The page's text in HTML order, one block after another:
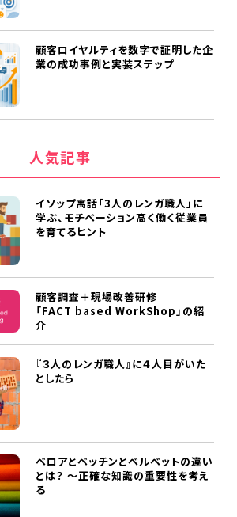
顧客ロイヤルティを数字で証明した企
業の成功事例と実装ステップ
人気記事
イソップ寓話「3人のレンガ職人」に
学ぶ、モチベーション高く働く従業員
を育てるヒント
顧客調査＋現場改善研修
「FACT based WorkShop」の紹
介
『３人のレンガ職人』に４人目がいた
としたら
ベロアとベッチンとベルベットの違い
とは？ ～正確な知識の重要性を考え
る